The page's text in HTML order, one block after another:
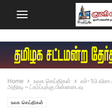
Home உலக செய்திகள்
எச்-1பி
அதிரடி – ட்ரம்ப்புக்கு பின்னடைவு
உலக செய்திகள்